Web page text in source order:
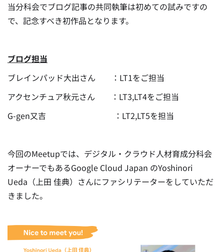
当分科会でブログ記事の共同執筆は初めての試みですの
で、記念すべき初作品となります。
ブログ担当
ブレインパッド大出さん ：LT1をご担当
アクセンチュア秋元さん ：LT3,LT4をご担当
G-gen又吉 ：LT2,LT5を担当
今回のMeetupでは、デジタル・クラウド人材育成分科会
オーナーでもあるGoogle Cloud Japan のYoshinori
Ueda（上田 佳典）さんにファシリテーターをしていただ
きました。